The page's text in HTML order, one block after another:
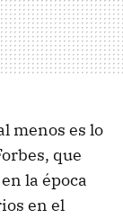
menos es lo
que
la época
en el